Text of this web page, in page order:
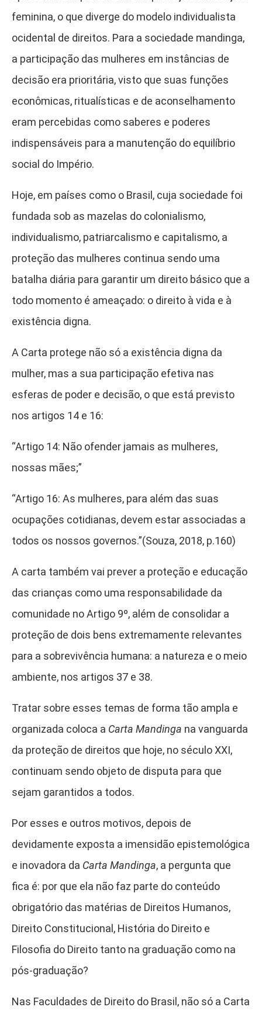
feminina, o que diverge do modelo individualista
ocidental de direitos. Para a sociedade mandinga,
a participação das mulheres em instâncias de
decisão era prioritária, visto que suas funções
econômicas, ritualísticas e de aconselhamento
eram percebidas como saberes e poderes
indispensáveis para a manutenção do equilíbrio
social do Império.
Hoje, em países como o Brasil, cuja sociedade foi
fundada sob as mazelas do colonialismo,
individualismo, patriarcalismo e capitalismo, a
proteção das mulheres continua sendo uma
batalha diária para garantir um direito básico que a
todo momento é ameaçado: o direito à vida e à
existência digna.
A Carta protege não só a existência digna da
mulher, mas a sua participação efetiva nas
esferas de poder e decisão, o que está previsto
nos artigos 14 e 16:
“Artigo 14: Não ofender jamais as mulheres,
nossas mães;”
“Artigo 16: As mulheres, para além das suas
ocupações cotidianas, devem estar associadas a
todos os nossos governos.”(Souza, 2018, p.160)
A carta também vai prever a proteção e educação
das crianças como uma responsabilidade da
comunidade no Artigo 9º, além de consolidar a
proteção de dois bens extremamente relevantes
para a sobrevivência humana: a natureza e o meio
ambiente, nos artigos 37 e 38.
Tratar sobre esses temas de forma tão ampla e
organizada coloca a Carta Mandinga na vanguarda
da proteção de direitos que hoje, no século XXI,
continuam sendo objeto de disputa para que
sejam garantidos a todos.
Por esses e outros motivos, depois de
devidamente exposta a imensidão epistemológica
e inovadora da Carta Mandinga, a pergunta que
fica é: por que ela não faz parte do conteúdo
obrigatório das matérias de Direitos Humanos,
Direito Constitucional, História do Direito e
Filosofia do Direito tanto na graduação como na
pós-graduação?
Nas Faculdades de Direito do Brasil, não só a Carta